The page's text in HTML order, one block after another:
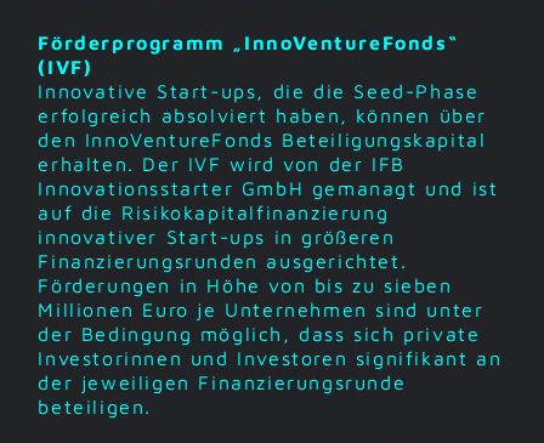
Förderprogramm „InnoVentureFonds“
(IVF)
Innovative Start-ups, die die Seed-Phase
erfolgreich absolviert haben, können über
den InnoVentureFonds Beteiligungskapital
erhalten. Der IVF wird von der IFB
Innovationsstarter GmbH gemanagt und ist
auf die Risikokapitalfinanzierung
innovativer Start-ups in größeren
Finanzierungsrunden ausgerichtet.
Förderungen in Höhe von bis zu sieben
Millionen Euro je Unternehmen sind unter
der Bedingung möglich, dass sich private
Investorinnen und Investoren signifikant an
der jeweiligen Finanzierungsrunde
beteiligen.